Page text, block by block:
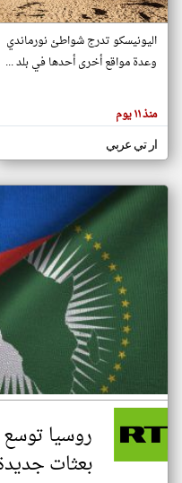
هنا عن
وجهة
كاتبيها.
اليونيسكو تدرج شواطئ نورماندي
وعدة مواقع أخرى أحدها في بلد ...
منذ ١١ يوم
ار تي عربي
روسيا
بعثات جديدة في 4